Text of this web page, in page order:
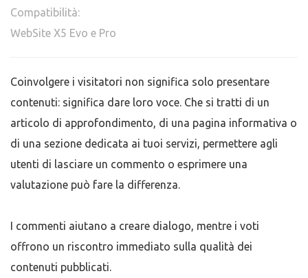
Compatibilità:
WebSite X5 Evo e Pro
Coinvolgere i visitatori non significa solo presentare
contenuti: significa dare loro voce. Che si tratti di un
articolo di approfondimento, di una pagina informativa o
di una sezione dedicata ai tuoi servizi, permettere agli
utenti di lasciare un commento o esprimere una
valutazione può fare la differenza.
I commenti aiutano a creare dialogo, mentre i voti
offrono un riscontro immediato sulla qualità dei
contenuti pubblicati.